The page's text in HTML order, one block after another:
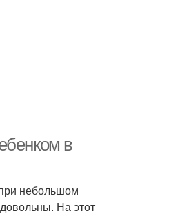
в
небольшом
На этот